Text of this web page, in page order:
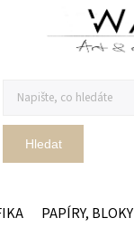
Hledat
PAPÍRY, BLOKY